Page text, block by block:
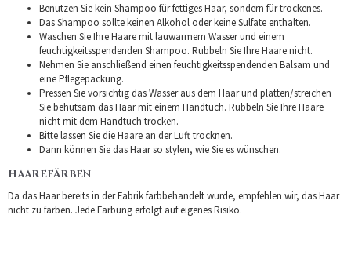
Benutzen Sie kein Shampoo für fettiges Haar, sondern für trockenes.
Das Shampoo sollte keinen Alkohol oder keine Sulfate enthalten.
Waschen Sie Ihre Haare mit lauwarmem Wasser und einem
feuchtigkeitsspendenden Shampoo. Rubbeln Sie Ihre Haare nicht.
Nehmen Sie anschließend einen feuchtigkeitsspendenden Balsam und
eine Pflegepackung.
Pressen Sie vorsichtig das Wasser aus dem Haar und plätten/streichen
Sie behutsam das Haar mit einem Handtuch. Rubbeln Sie Ihre Haare
nicht mit dem Handtuch trocken.
Bitte lassen Sie die Haare an der Luft trocknen.
Dann können Sie das Haar so stylen, wie Sie es wünschen.
HAAREFÄRBEN
Da das Haar bereits in der Fabrik farbbehandelt wurde, empfehlen wir, das Haar
nicht zu färben. Jede Färbung erfolgt auf eigenes Risiko.